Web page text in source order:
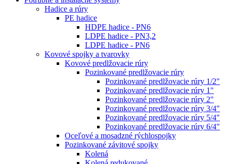
Hadice a rúry
PE hadice
HDPE hadice - PN6
LDPE hadice - PN3,2
LDPE hadice - PN6
Kovové spojky a tvarovky
Kovové predlžovacie rúry
Pozinkované predlžovacie rúry
Pozinkované predlžovacie rúry 1/2"
Pozinkované predlžovacie rúry 1"
Pozinkované predlžovacie rúry 2"
Pozinkované predlžovacie rúry 3/4"
Pozinkované predlžovacie rúry 5/4"
Pozinkované predlžovacie rúry 6/4"
Oceľové a mosadzné rýchlospojky
Pozinkované závitové spojky
Kolená